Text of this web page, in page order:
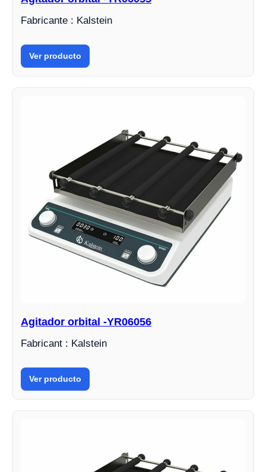
Fabricante : Kalstein
Ver producto
Agitador orbital -YR06056
Fabricant : Kalstein
Ver producto